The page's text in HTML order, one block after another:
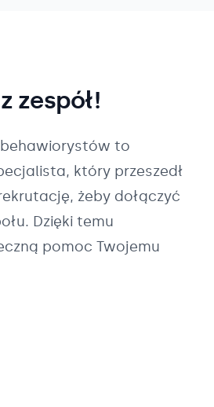
zespół!
behawiorystów to
który przeszedł
żeby dołączyć
Dzięki temu
pomoc Twojemu